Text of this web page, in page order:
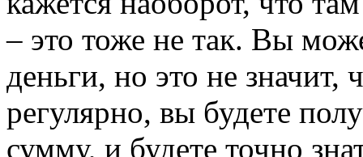
– это тоже не так. Вы
деньги, но это не значит,
регулярно, вы будете
сумму, и будете точно